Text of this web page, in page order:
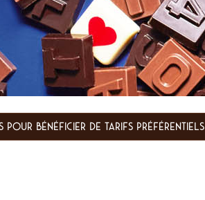
POUR BÉNÉFICIER DE TARIFS PRÉFÉRENTIELS